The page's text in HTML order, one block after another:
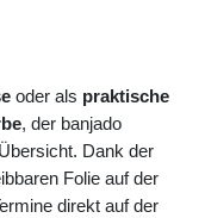
oder als praktische
, der banjado
Dank der
Folie auf der
direkt auf der